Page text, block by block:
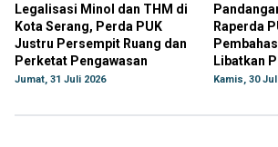
Legalisasi Minol dan THM di
Kota Serang, Perda PUK
Justru Persempit Ruang dan
Perketat Pengawasan
Jumat, 31 Juli 2026
Raperda
Libatkan
Kamis, 30